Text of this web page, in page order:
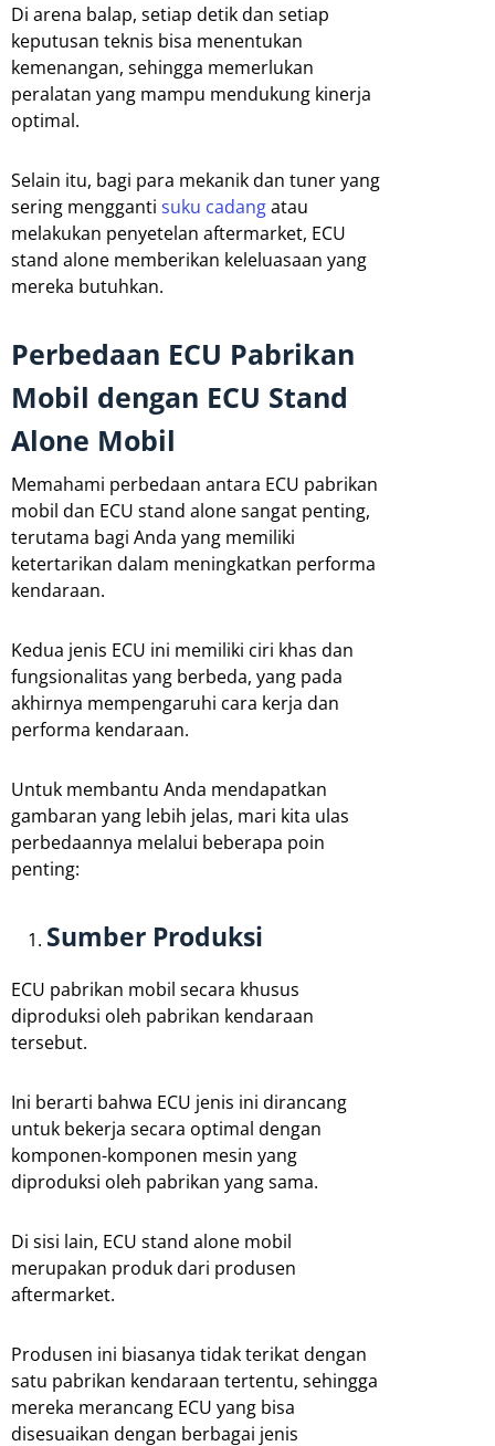
Di arena balap, setiap detik dan setiap
keputusan teknis bisa menentukan
kemenangan, sehingga memerlukan
peralatan yang mampu mendukung kinerja
optimal.
Selain itu, bagi para mekanik dan tuner yang
sering mengganti suku cadangatau
melakukan penyetelan aftermarket, ECU
stand alone memberikan keleluasaan yang
mereka butuhkan.
Perbedaan ECU Pabrikan
Mobil dengan ECU Stand
Alone Mobil
Memahami perbedaan antara ECU pabrikan
mobil dan ECU stand alone sangat penting,
terutama bagi Anda yang memiliki
ketertarikan dalam meningkatkan performa
kendaraan.
Kedua jenis ECU ini memiliki ciri khas dan
fungsionalitas yang berbeda, yang pada
akhirnya mempengaruhi cara kerja dan
performa kendaraan.
Untuk membantu Anda mendapatkan
gambaran yang lebih jelas, mari kita ulas
perbedaannya melalui beberapa poin
penting:
Sumber Produksi
ECU pabrikan mobil secara khusus
diproduksi oleh pabrikan kendaraan
tersebut.
Ini berarti bahwa ECU jenis ini dirancang
untuk bekerja secara optimal dengan
komponen-komponen mesin yang
diproduksi oleh pabrikan yang sama.
Di sisi lain, ECU stand alone mobil
merupakan produk dari produsen
aftermarket.
Produsen ini biasanya tidak terikat dengan
satu pabrikan kendaraan tertentu, sehingga
mereka merancang ECU yang bisa
disesuaikan dengan berbagai jenis